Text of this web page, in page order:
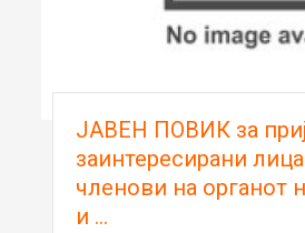
ЈАВЕН ПОВИК за
заинтересирани
членови на органот
и ...